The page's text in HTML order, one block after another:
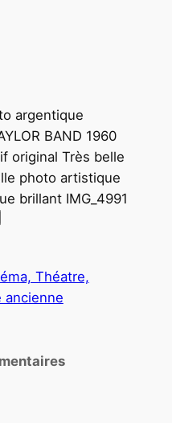
argentique
BAND 1960
original Très belle
photo artistique
brillant IMG_4991
Théatre,
ancienne